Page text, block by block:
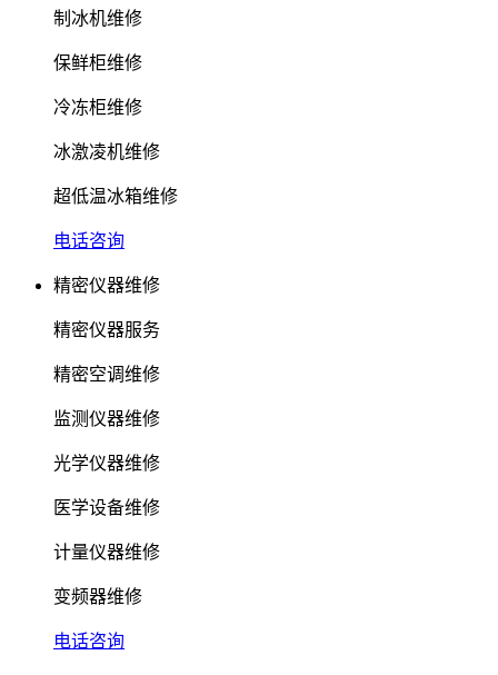
制冰机维修
保鲜柜维修
冷冻柜维修
冰激凌机维修
超低温冰箱维修
电话咨询
精密仪器维修
精密仪器服务
精密空调维修
监测仪器维修
光学仪器维修
医学设备维修
计量仪器维修
变频器维修
电话咨询